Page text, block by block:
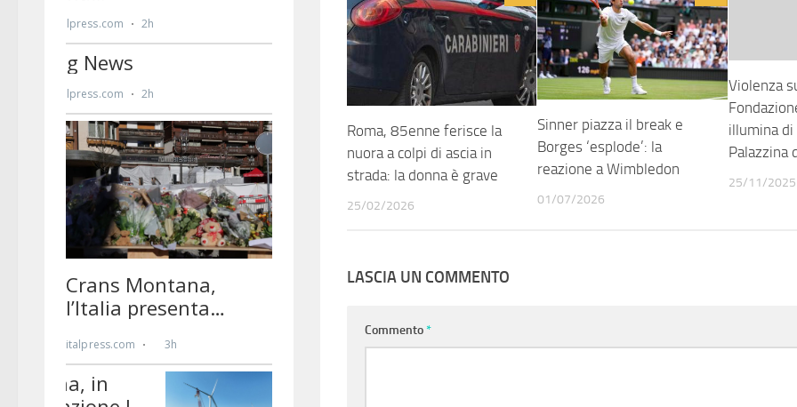
Roma, 85enne ferisce la
nuora a colpi di ascia in
strada: la donna è grave
25/02/2026
Sinner piazza il break e
Borges ‘esplode’: la
reazione a Wimbledon
01/07/2026
Violenza
illumina di
Palazzina
25/11/2025
LASCIA UN COMMENTO
Commento*